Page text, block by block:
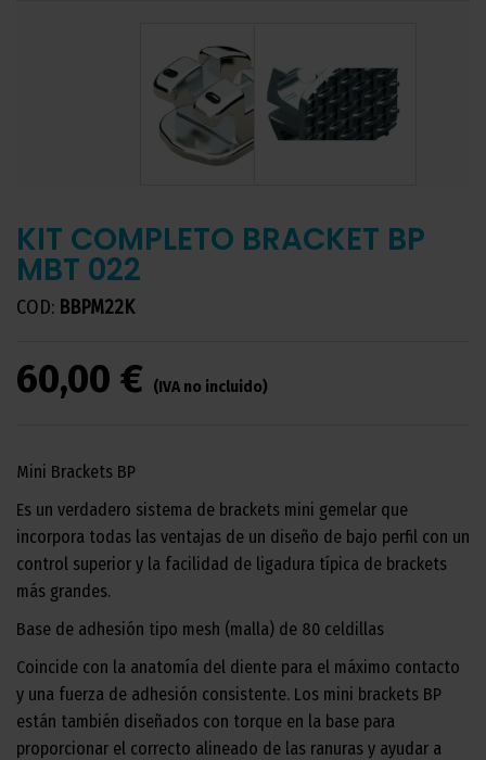
KIT COMPLETO BRACKET BP
MBT 022
COD: BBPM22K
60,00 € (IVA no incluido)
Mini Brackets BP
Es un verdadero sistema de brackets mini gemelar que
incorpora todas las ventajas de un diseño de bajo perfil con un
control superior y la facilidad de ligadura típica de brackets
más grandes.
Base de adhesión tipo mesh (malla) de 80 celdillas
Coincide con la anatomía del diente para el máximo contacto
y una fuerza de adhesión consistente. Los mini brackets BP
están también diseñados con torque en la base para
proporcionar el correcto alineado de las ranuras y ayudar a